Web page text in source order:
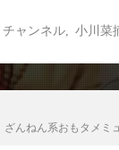
チャンネル 小川菜
んねん系おもタメミ